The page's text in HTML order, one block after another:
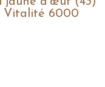
Vitalité 6000